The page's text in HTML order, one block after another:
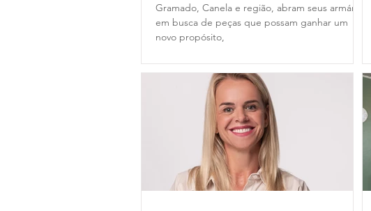
Gramado, Canela e região, abram seus armários
em busca de peças que possam ganhar um
novo propósito,